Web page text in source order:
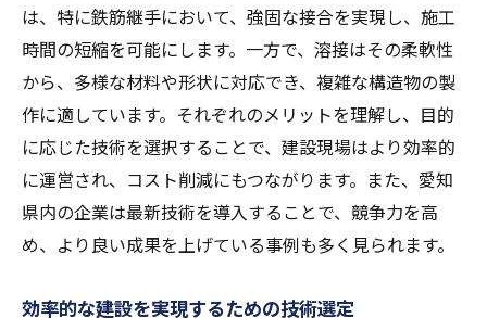
は、特に鉄筋継手において、強固な接合を実現し、施工
時間の短縮を可能にします。一方で、溶接はその柔軟性
から、多様な材料や形状に対応でき、複雑な構造物の製
作に適しています。それぞれのメリットを理解し、目的
に応じた技術を選択することで、建設現場はより効率的
に運営され、コスト削減にもつながります。また、愛知
県内の企業は最新技術を導入することで、競争力を高
め、より良い成果を上げている事例も多く見られます。
効率的な建設を実現するための技術選定